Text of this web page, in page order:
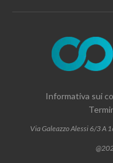
Informativa sui
Via Galeazzo Alessi 6/3 A